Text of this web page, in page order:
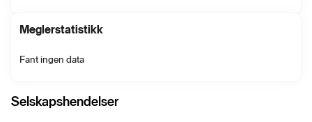
Meglerstatistikk
Fant ingen data
Selskapshendelser